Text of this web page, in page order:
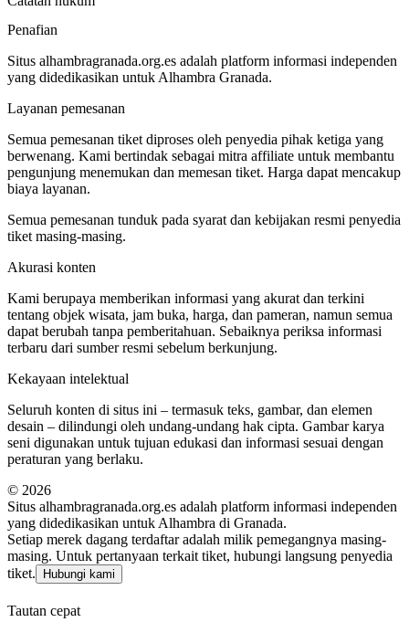
Penafian
Situs alhambragranada.org.es adalah platform informasi independen
yang didedikasikan untuk Alhambra Granada.
Layanan pemesanan
Semua pemesanan tiket diproses oleh penyedia pihak ketiga yang
berwenang. Kami bertindak sebagai mitra affiliate untuk membantu
pengunjung menemukan dan memesan tiket. Harga dapat mencakup
biaya layanan.
Semua pemesanan tunduk pada syarat dan kebijakan resmi penyedia
tiket masing-masing.
Akurasi konten
Kami berupaya memberikan informasi yang akurat dan terkini
tentang objek wisata, jam buka, harga, dan pameran, namun semua
dapat berubah tanpa pemberitahuan. Sebaiknya periksa informasi
terbaru dari sumber resmi sebelum berkunjung.
Kekayaan intelektual
Seluruh konten di situs ini – termasuk teks, gambar, dan elemen
desain – dilindungi oleh undang‑undang hak cipta. Gambar karya
seni digunakan untuk tujuan edukasi dan informasi sesuai dengan
peraturan yang berlaku.
© 2026
Situs alhambragranada.org.es adalah platform informasi independen
yang didedikasikan untuk Alhambra di Granada.
Setiap merek dagang terdaftar adalah milik pemegangnya masing-
masing. Untuk pertanyaan terkait tiket, hubungi langsung penyedia
tiket.
Hubungi kami
Tautan cepat